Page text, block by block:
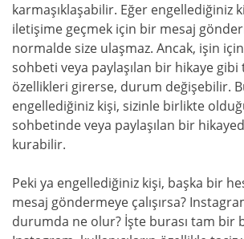
karmaşıklaşabilir. Eğer engellediğiniz
iletişime geçmek için bir mesaj
normalde size ulaşmaz. Ancak, işin
sohbeti veya paylaşılan bir hikaye
özellikleri girerse, durum değişebilir.
engellediğiniz kişi, sizinle birlikte
sohbetinde veya paylaşılan bir
kurabilir.
Peki ya engellediğiniz kişi, başka bir
mesaj göndermeye çalışırsa?
durumda ne olur? İşte burası tam bir